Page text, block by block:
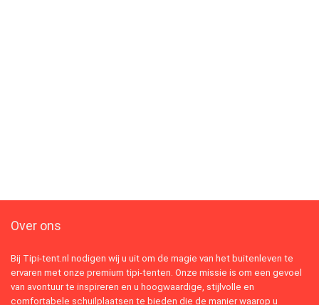
Over ons
Bij Tipi-tent.nl nodigen wij u uit om de magie van het buitenleven te
ervaren met onze premium tipi-tenten. Onze missie is om een gevoel
van avontuur te inspireren en u hoogwaardige, stijlvolle en
comfortabele schuilplaatsen te bieden die de manier waarop u